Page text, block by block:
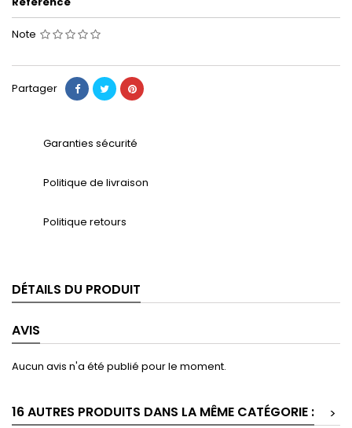
Note
Partager
Garanties sécurité
Politique de livraison
Politique retours
DÉTAILS DU PRODUIT
AVIS
Aucun avis n'a été publié pour le moment.
16 AUTRES PRODUITS DANS LA MÊME CATÉGORIE :
>